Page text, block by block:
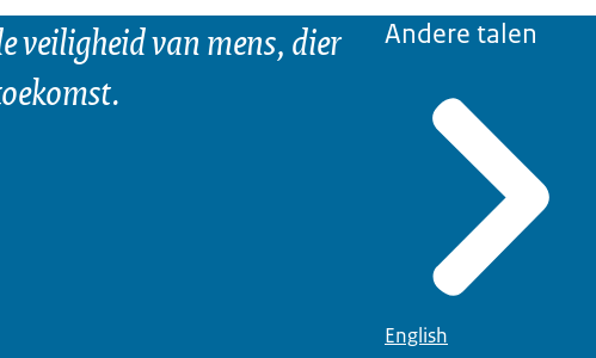
veiligheid van mens, dier
Andere talen
English